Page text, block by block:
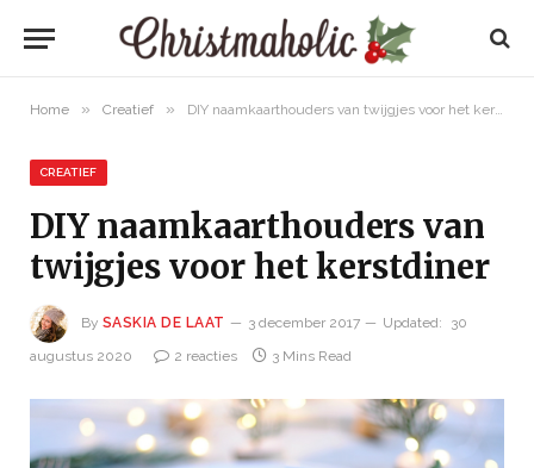
Home » Creatief » DIY naamkaarthouders van twijgjes voor het kerstdiner
CREATIEF
DIY naamkaarthouders van
twijgjes voor het kerstdiner
By SASKIA DE LAAT 3 december 2017 Updated:
30
augustus 2020
2 reacties 3 Mins Read